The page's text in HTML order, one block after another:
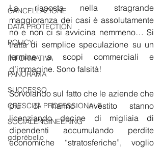
CANCELLAZIONE
DATA PROTECTION
POLICY
INFORMATIVA
PANORAMA
SUCCESSO
CRESCITA PROFESSIONALE
SOCIALENGINEERING
gdprèbello
La risposta nella stragrande
maggioranza dei casi è assolutamente
no e non ci si avvicina nemmeno… Si
tratta di semplice speculazione su un
termine a scopi commerciali e
d’immagine. Sono falsità!
Sorvolando sul fatto che le aziende che
più ci hanno investito stanno
licenziando decine di migliaia di
dipendenti accumulando perdite
economiche “stratosferiche”, voglio